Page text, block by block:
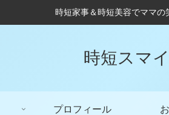
時短家事＆時短美容でママの
時短スマ
プロフィール